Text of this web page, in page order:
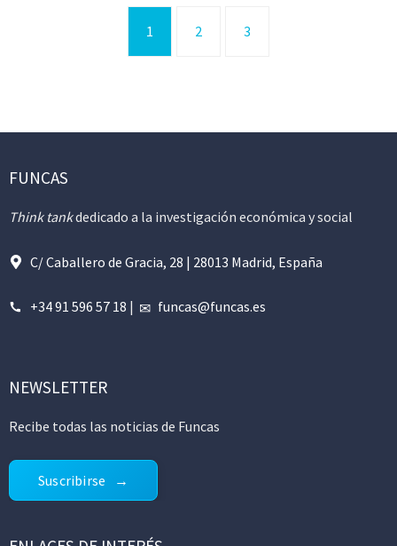
1 2 3
FUNCAS
Think tankdedicado a la investigación económica y social
C/ Caballero de Gracia, 28 | 28013 Madrid, España
+34 91 596 57 18 | funcas@funcas.es
NEWSLETTER
Recibe todas las noticias de Funcas
Suscribirse